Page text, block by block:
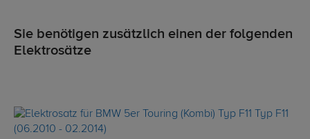
Sie benötigen zusätzlich einen der folgenden
Elektrosätze